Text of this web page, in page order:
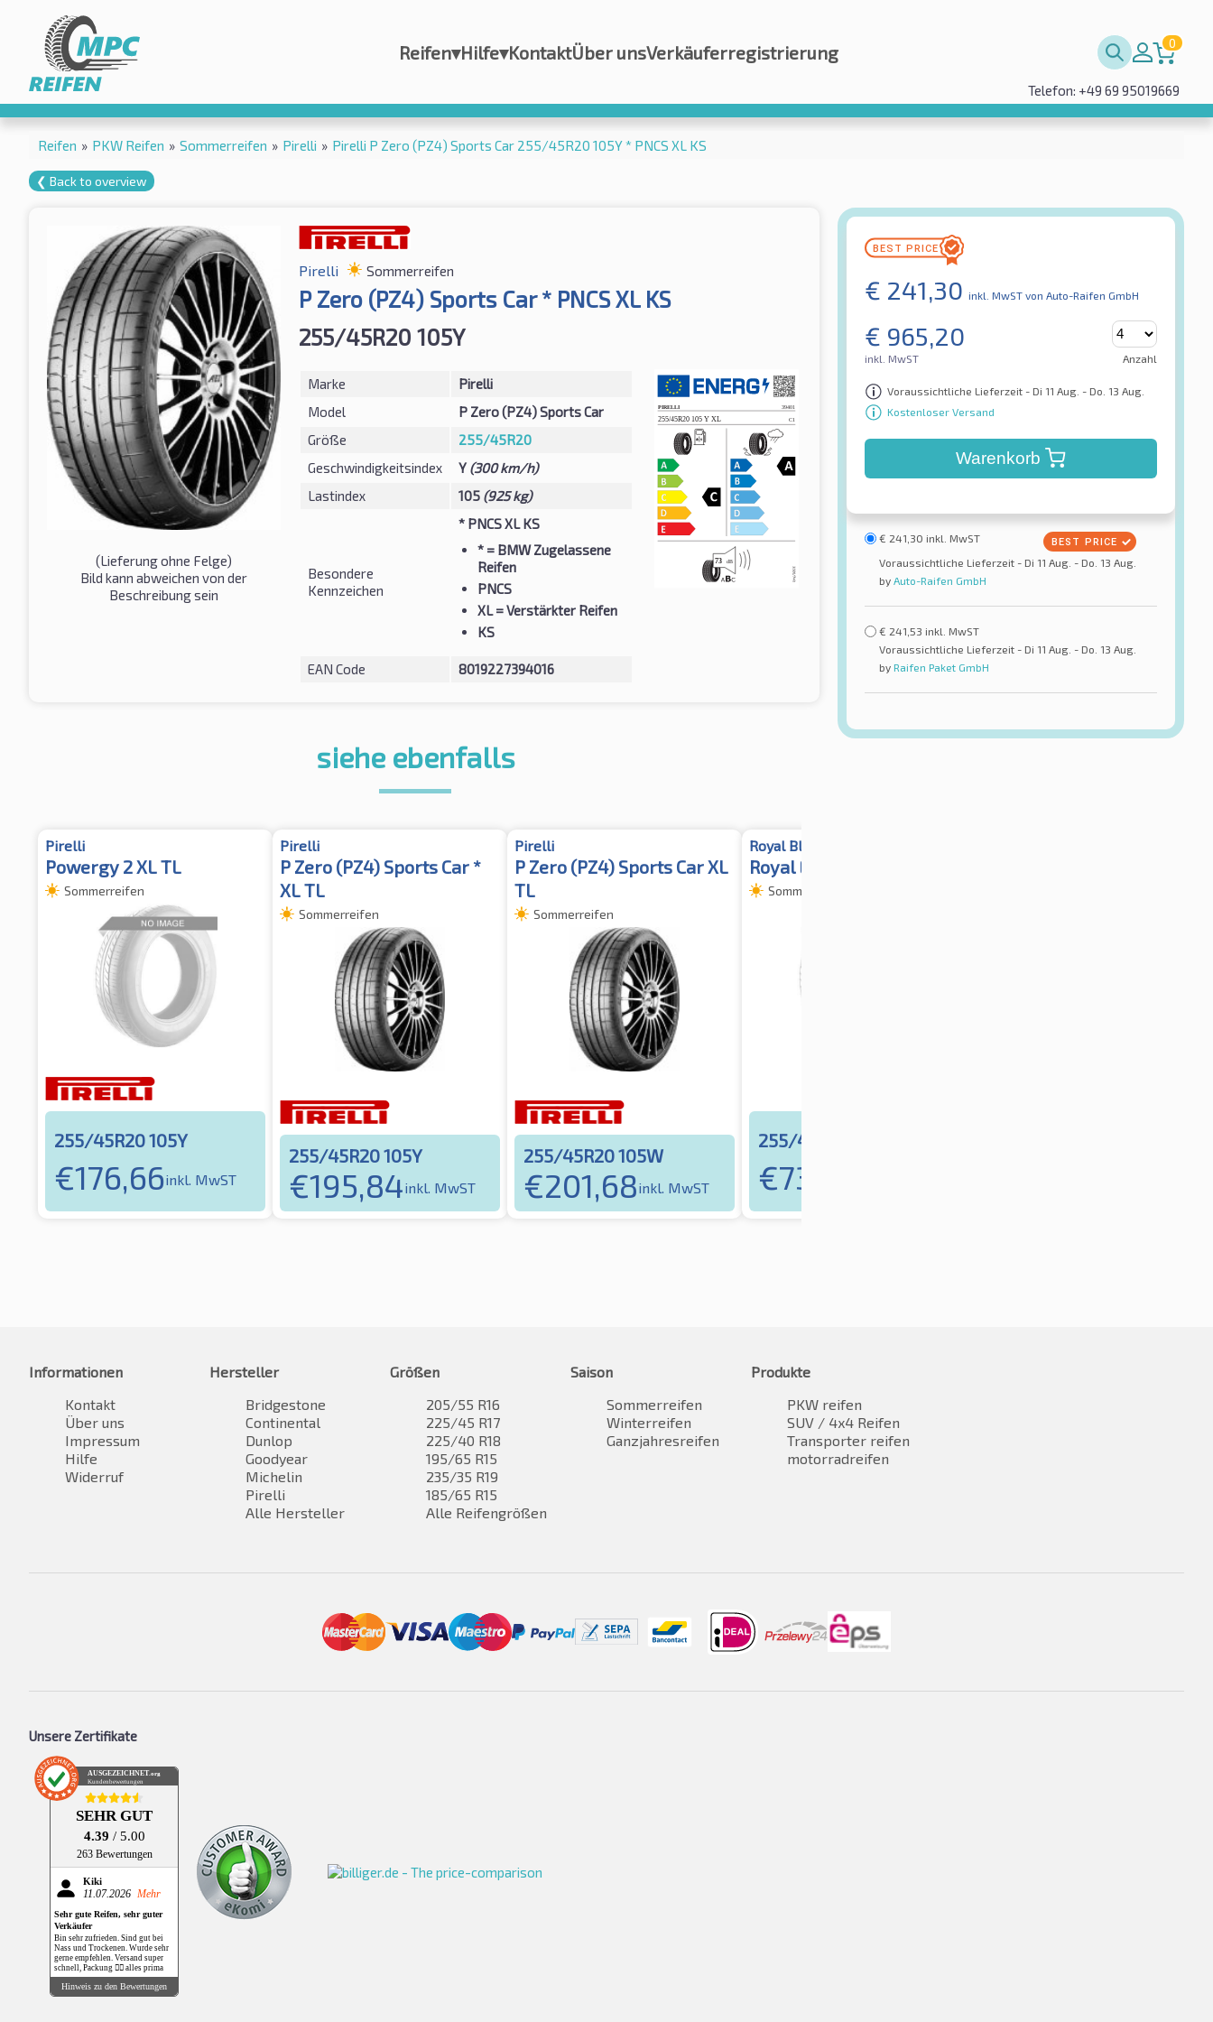
Reifen▾Hilfe▾KontaktÜber unsVerkäuferregistrierung 0
Telefon: +49 69 95019669
Reifen » PKW Reifen » Sommerreifen » Pirelli » Pirelli P Zero (PZ4) Sports Car 255/45R20 105Y * PNCS XL KS
❮ Back to overview
(Lieferung ohne Felge)
Bild kann abweichen von der
Beschreibung sein
Pirelli Sommerreifen
P Zero (PZ4) Sports Car * PNCS XL KS
255/45R20 105Y
Marke
Pirelli
Model
P Zero (PZ4) Sports Car
Größe
255/45R20
Geschwindigkeitsindex
Y (300 km/h)
Lastindex
105 (925 kg)
Besondere
Kennzeichen
* PNCS XL KS
*= BMW Zugelassene
Reifen
PNCS
XL= Verstärkter Reifen
KS
EAN Code 8019227394016
€ 241,30 inkl. MwST von Auto-Raifen GmbH
€ 965,20
inkl. MwST Anzahl
Voraussichtliche Lieferzeit - Di 11 Aug. - Do. 13 Aug.
Kostenloser Versand
Warenkorb
€ 241,30 inkl. MwST
Voraussichtliche Lieferzeit - Di 11 Aug. - Do. 13 Aug.
by Auto-Raifen GmbH
€ 241,53 inkl. MwST
Voraussichtliche Lieferzeit - Di 11 Aug. - Do. 13 Aug.
by Raifen Paket GmbH
siehe ebenfalls
Pirelli
Powergy 2 XL TL
Sommerreifen
255/45R20 105Y
€176,66inkl. MwST
Pirelli
P Zero (PZ4) Sports Car *
XL TL
Sommerreifen
255/45R20 105Y
€195,84inkl. MwST
Pirelli
P Zero (PZ4) Sports Car XL
TL
Sommerreifen
255/45R20 105W
€201,68inkl. MwST
Royal Black / Kyoto
Royal Explorer II XL
Sommerreifen
255/45R20 105Y
€73,77
Informationen
Kontakt
Über uns
Impressum
Hilfe
Widerruf
Hersteller
Bridgestone
Continental
Dunlop
Goodyear
Michelin
Pirelli
Alle Hersteller
Größen
205/55 R16
225/45 R17
225/40 R18
195/65 R15
235/35 R19
185/65 R15
Alle Reifengrößen
Saison
Sommerreifen
Winterreifen
Ganzjahresreifen
Produkte
PKW reifen
SUV / 4x4 Reifen
Transporter reifen
motorradreifen
Unsere Zertifikate
AUSGEZEICHNET.org
Kundenbewertungen
SEHR GUT
4.39 / 5.00
263 Bewertungen
Kiki
11.07.2026 Mehr
Sehr gute Reifen, sehr guter
Verkäufer
Bin sehr zufrieden. Sind gut bei
Nass und Trockenen. Wurde sehr
gerne empfehlen. Versand super
schnell, Packung 👌🏻 alles prima
Hinweis zu den Bewertungen